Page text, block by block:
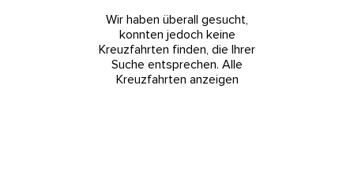
Wir haben überall gesucht,
konnten jedoch keine
Kreuzfahrten finden, die Ihrer
Suche entsprechen. Alle
Kreuzfahrten anzeigen